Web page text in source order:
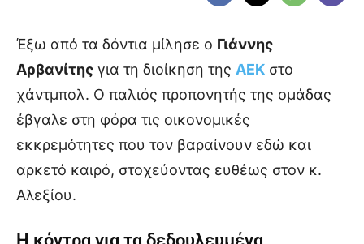
Έξω από τα δόντια μίλησε ο Γιάννης
Αρβανίτης για τη διοίκηση της ΑΕΚ στο
χάντμπολ. Ο παλιός προπονητής της ομάδας
έβγαλε στη φόρα τις οικονομικές
εκκρεμότητες που τον βαραίνουν εδώ και
αρκετό καιρό, στοχεύοντας ευθέως στον κ.
Αλεξίου.